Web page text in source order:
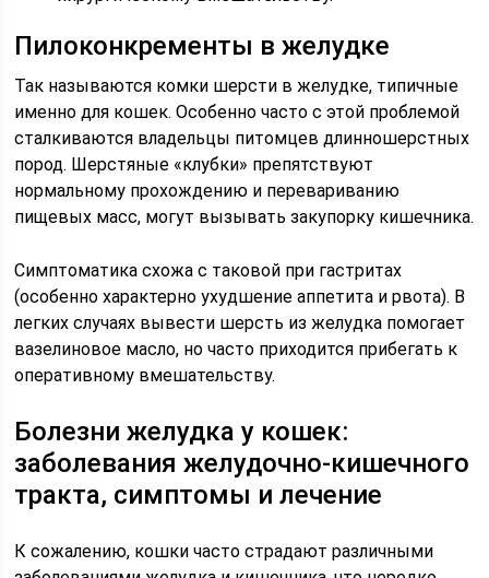
Пилоконкременты в желудке
Так называются комки шерсти в желудке, типичные
именно для кошек. Особенно часто с этой проблемой
сталкиваются владельцы питомцев длинношерстных
пород. Шерстяные «клубки» препятствуют
нормальному прохождению и перевариванию
пищевых масс, могут вызывать закупорку кишечника.
Симптоматика схожа с таковой при гастритах
(особенно характерно ухудшение аппетита и рвота). В
легких случаях вывести шерсть из желудка помогает
вазелиновое масло, но часто приходится прибегать к
оперативному вмешательству.
Болезни желудка у кошек:
заболевания желудочно-кишечного
тракта, симптомы и лечение
К сожалению, кошки часто страдают различными